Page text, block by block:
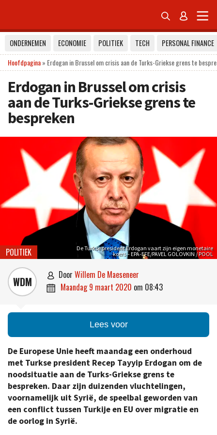
 
ONDERNEMEN ECONOMIE POLITIEK TECH
PERSONAL FINANCE
Hoofdpagina» Erdogan in Brussel om crisis aan de Turks-Griekse grens te
Erdogan in Brussel om crisis
aan de Turks-Griekse grens te
bespreken
De Turkse president Erdogan vaart zijn eigen monetaire
koers – EPA-EFE/PAVEL GOLOVKIN / POOL
POLITIEK
WDM  door Willem De Maeseneer
 maandag 9 maart 2020 om 08:43
Lees voor
De Europese Unie heeft maandag een onderhoud
met Turkse president Recep Tayyip Erdogan om de
noodsituatie aan de Turks-Griekse grens te
bespreken. Daar zijn duizenden vluchtelingen,
voornamelijk uit Syrië, de speelbal geworden van
een conflict tussen Turkije en EU over migratie en
de oorlog in Syrië.